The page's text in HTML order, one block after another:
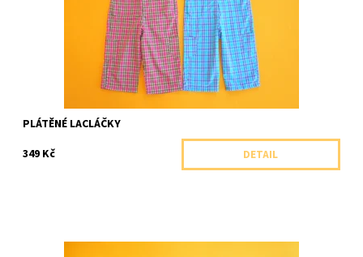
PLÁTĚNÉ LACLÁČKY
349 Kč
DETAIL